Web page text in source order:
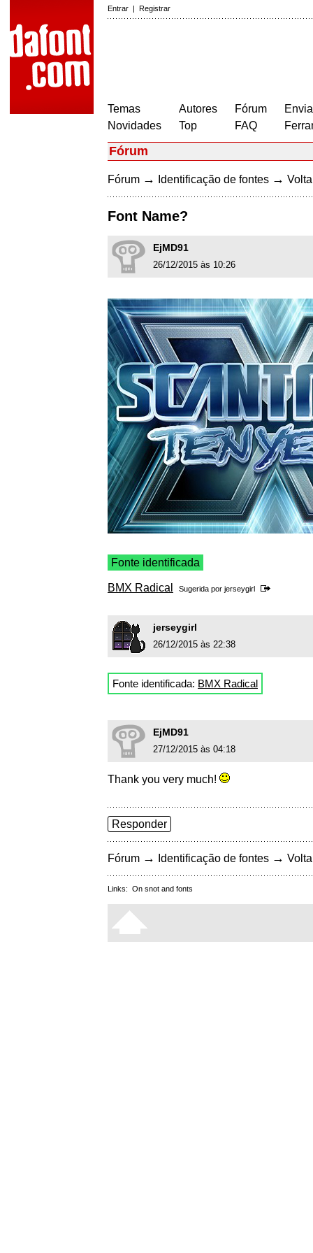
Entrar | Registrar
Temas
Novidades
Autores
Top
Fórum
FAQ
Fórum
Fórum → Identificação de fontes →
Font Name?
EjMD91
26/12/2015 às 10:26
Fonte identificada
BMX Radical Sugerida por jerseygirl
jerseygirl
26/12/2015 às 22:38
Fonte identificada: BMX Radical
EjMD91
27/12/2015 às 04:18
Thank you very much!
Responder
Fórum → Identificação de fontes →
Links: On snot and fonts